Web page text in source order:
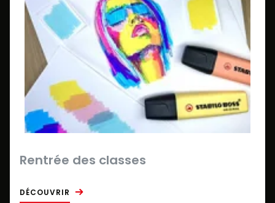
Rentrée des classes
DÉCOUVRIR